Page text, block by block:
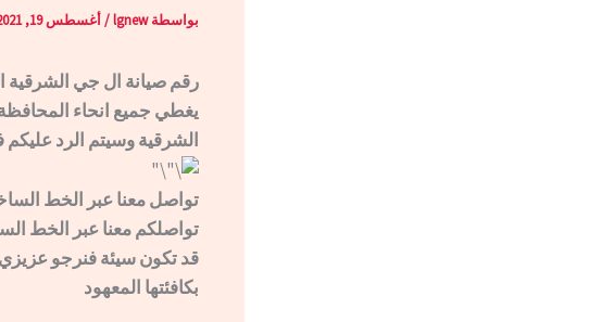
بواسطة lgnew
/أغسطس 19, 2021
رقم صيانة ال جي الشرقية المختصر
يغطي جميع انحاء
الشرقية وسيتم الرد عليكم
تواصل معنا عبر الخط الساخن 01000630526 –
قد تكون سيئة فنرجو
بكافئتها المعهود